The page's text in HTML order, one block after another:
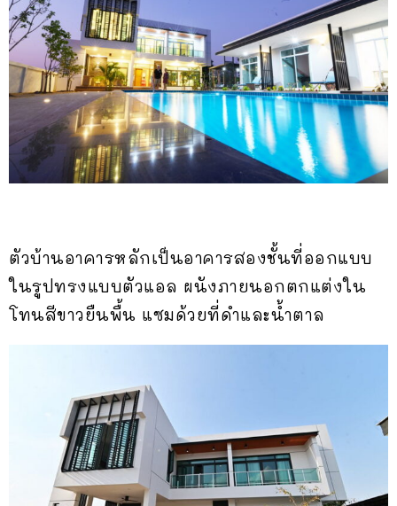
ตัวบ้านอาคารหลักเป็นอาคารสองชั้นที่ออกแบบ
ในรูปทรงแบบตัวแอล ผนังภายนอกตกแต่งใน
โทนสีขาวยืนพื้น แซมด้วยที่ดำและน้ำตาล